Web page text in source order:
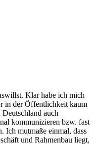
Klar habe ich mich
in der Öffentlichkeit kaum
auch
kommunizieren bzw. fast
Ich mutmaße einmal, dass
und Rahmenbau liegt,